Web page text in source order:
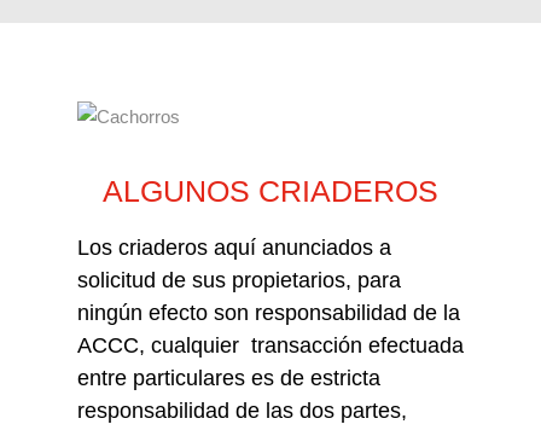
ALGUNOS CRIADEROS
Los criaderos aquí anunciados a
solicitud de sus propietarios, para
ningún efecto son responsabilidad de la
ACCC, cualquier transacción efectuada
entre particulares es de estricta
responsabilidad de las dos partes,